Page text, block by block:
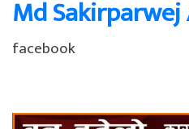
Md Sakirparwej
facebook